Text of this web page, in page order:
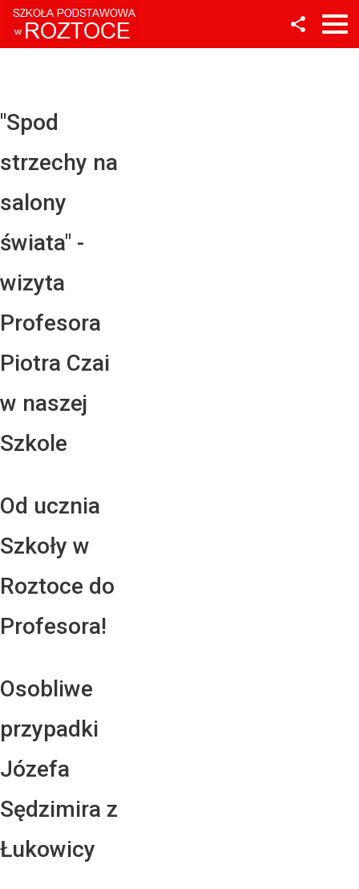
"Spod
strzechy na
salony
świata" -
wizyta
Profesora
Piotra Czai
w naszej
Szkole
Od ucznia
Szkoły w
Roztoce do
Profesora!
Osobliwe
przypadki
Józefa
Sędzimira z
Łukowicy